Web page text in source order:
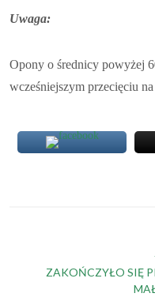
Uwaga:
Opony o średnicy powyżej
wcześniejszym przecięciu
wpisuZAKOŃCZYŁO SIĘ